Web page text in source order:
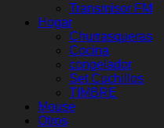
Transmisor FM
Hogar
Churrasqueras
Cocina
congelador
Set Cuchillos
TIMBRE
Mouse
Otros